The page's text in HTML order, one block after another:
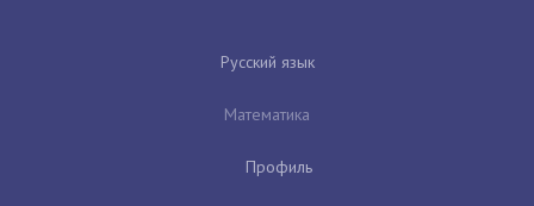
Русский язык
Математика
Профиль